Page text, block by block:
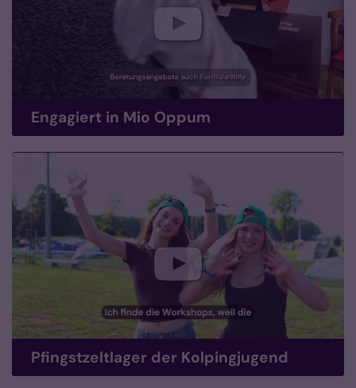
Engagiert in Mio Oppum
Pfingstzeltlager der Kolpingjugend